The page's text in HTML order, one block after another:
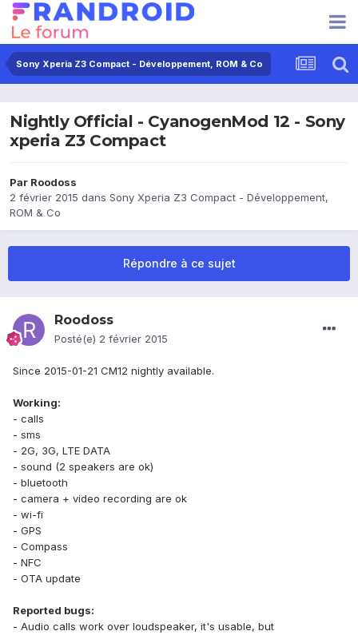
Sony Xperia Z3 Compact - Développement, ROM & Co
Nightly Official - CyanogenMod 12 - Sony
xperia Z3 Compact
Par Roodoss
2 février 2015 dans Sony Xperia Z3 Compact - Développement,
ROM & Co
Répondre à ce sujet
Roodoss
Posté(e) 2 février 2015
Since 2015-01-21 CM12 nightly available.
Working:
- calls
- sms
- 2G, 3G, LTE DATA
- sound (2 speakers are ok)
- bluetooth
- camera + video recording are ok
- wi-fi
- GPS
- Compass
- NFC
- OTA update
Reported bugs:
- Audio calls work over loudspeaker, it's usable, but